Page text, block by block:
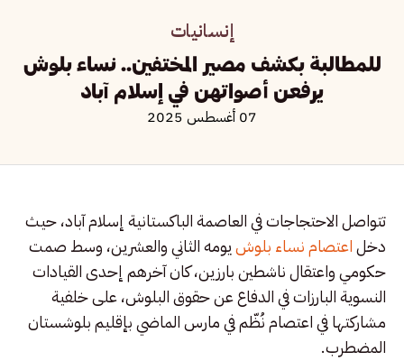
إنسانيات
للمطالبة بكشف مصير المختفين.. نساء بلوش
يرفعن أصواتهن في إسلام آباد
07 أغسطس 2025
تتواصل الاحتجاجات في العاصمة الباكستانية إسلام آباد، حيث
دخلاعتصام نساء بلوشيومه الثاني والعشرين، وسط صمت
حكومي واعتقال ناشطين بارزين، كان آخرهم إحدى القيادات
النسوية البارزات في الدفاع عن حقوق البلوش، على خلفية
مشاركتها في اعتصام نُظّم في مارس الماضي بإقليم بلوشستان
المضطرب.